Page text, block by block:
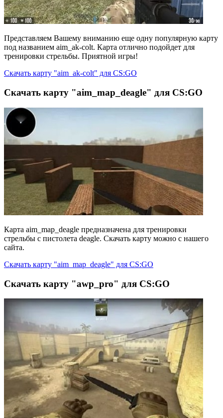
Представляем Вашему вниманию еще одну популярную карту
под названием aim_ak-colt. Карта отлично подойдет для
тренировки стрельбы. Приятной игры!
Скачать карту "aim_ak-colt" для CS:GO
Скачать карту "aim_map_deagle" для CS:GO
Карта aim_map_deagle предназначена для тренировки
стрельбы с пистолета deagle. Скачать карту можно с нашего
сайта.
Скачать карту "aim_map_deagle" для CS:GO
Скачать карту "awp_pro" для CS:GO